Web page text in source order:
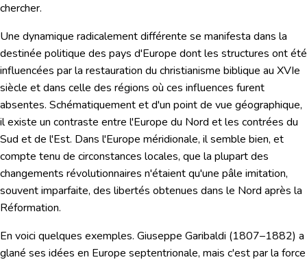
chercher.
Une dynamique radicalement différente se manifesta dans la
destinée politique des pays d'Europe dont les structures ont été
influencées par la restauration du christianisme biblique au XVIe
siècle et dans celle des régions où ces influences furent
absentes. Schématiquement et d'un point de vue géographique,
il existe un contraste entre l'Europe du Nord et les contrées du
Sud et de l'Est. Dans l'Europe méridionale, il semble bien, et
compte tenu de circonstances locales, que la plupartdes
changements révolutionnaires n'étaient qu'une pâle imitation,
souvent imparfaite, des libertés obtenues dans le Nord après la
Réformation.
En voici quelques exemples. Giuseppe Garibaldi (1807–1882) a
glané ses idées en Europe septentrionale, mais c'est par la force